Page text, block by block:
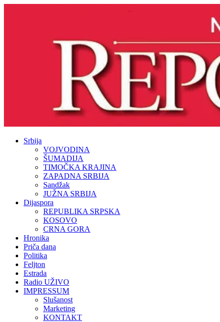
Srbija
VOJVODINA
ŠUMADIJA
TIMOČKA KRAJINA
ZAPADNA SRBIJA
Sandžak
JUŽNA SRBIJA
Dijaspora
REPUBLIKA SRPSKA
KOSOVO
CRNA GORA
Hronika
Priča dana
Politika
Feljton
Estrada
Radio UŽIVO
IMPRESSUM
Slušanost
Marketing
KONTAKT